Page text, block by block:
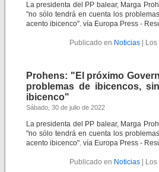
La presidenta del PP balear, Marga
"no sólo tendrá en cuenta los
acento ibicenco". vía Europa Press -
Publicado en Noticias|
Prohens: "El próximo
problemas de ibicencos,
ibicenco"
Sábado, 30 de julio de 2022
La presidenta del PP balear, Marga
"no sólo tendrá en cuenta los
acento ibicenco". vía Europa Press -
Publicado en Noticias|